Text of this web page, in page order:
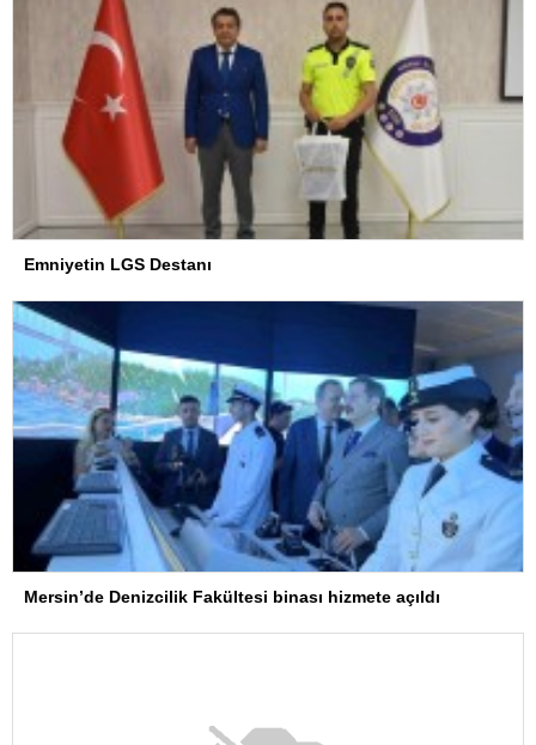
Emniyetin LGS Destanı
Mersin’de Denizcilik Fakültesi binası hizmete açıldı